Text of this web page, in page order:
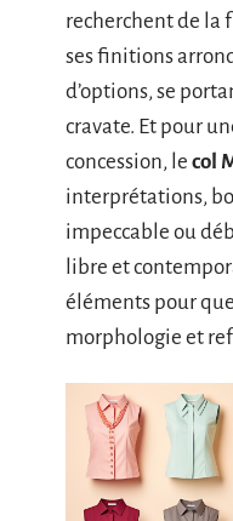
recherchent de la
ses finitions
d’options, se
cravate. Et pour
concession, le col
interprétations,
impeccable ou
libre et
éléments pour
morphologie et